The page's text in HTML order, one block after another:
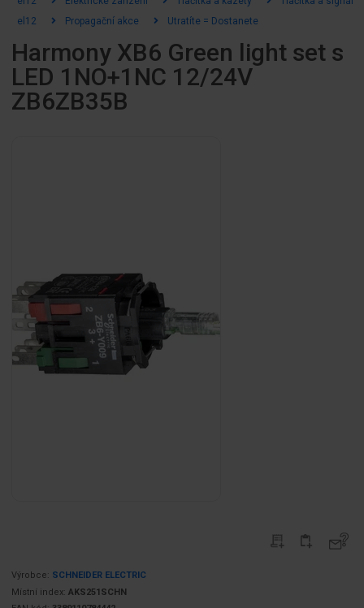
el12
Propagační akce Utratíte = Dostanete
Harmony XB6 Green light set s
LED 1NO+1NC 12/24V
ZB6ZB35B
Výrobce: SCHNEIDER ELECTRIC
Místní index: AKS251SCHN